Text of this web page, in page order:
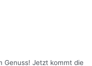
Genuss! Jetzt kommt die